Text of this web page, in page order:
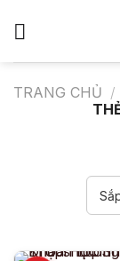
TRANG CHỦ /